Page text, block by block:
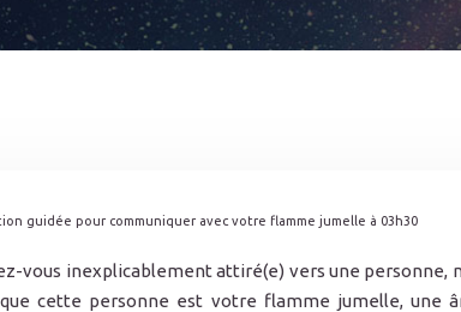
guidée pour communiquer avec votre flamme jumelle à 03h30
vous inexplicablement attiré(e) vers une
cette personne est votre flamme jumelle, une